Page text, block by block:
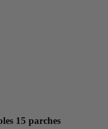
15 parches